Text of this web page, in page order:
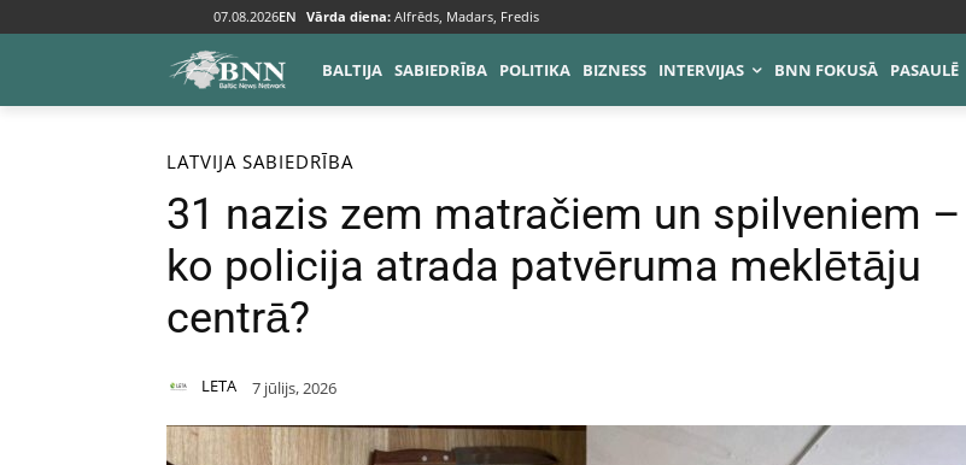
07.08.2026EN Vārda diena: Alfrēds, Madars, Fredis
BALTIJA SABIEDRĪBA POLITIKA BIZNESS INTERVIJAS BNN FOKUSĀ PASAULĒ
Sākums Baltija Latvija
LATVIJA SABIEDRĪBA
31 nazis zem matračiem un spilveniem –
ko policija atrada patvēruma meklētāju
centrā?
LETA 7 jūlijs, 2026